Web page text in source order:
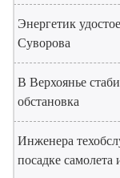
Энергетик
Суворова
В Верхоянье
обстановка
Инженера
посадке самолета